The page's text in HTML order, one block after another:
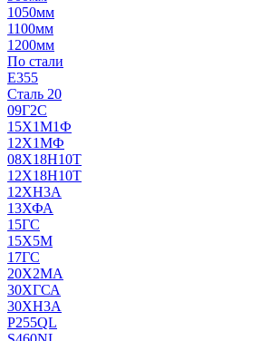
1050мм
1100мм
1200мм
По стали
E355
Сталь 20
09Г2С
15Х1М1Ф
12Х1МФ
08Х18Н10Т
12Х18Н10Т
12ХН3А
13ХФА
15ГС
15Х5М
17ГС
20Х2МА
30ХГСА
30ХН3А
P255QL